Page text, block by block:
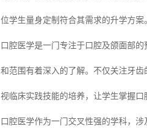
位学生量身定制符合其需求的升学方案
口腔医学是一门专注于口腔及颌面部
和范围有着深入的了解。不仅关注牙
视临床实践技能的培养，让学生掌握口
口腔医学作为一门交叉性强的学科，